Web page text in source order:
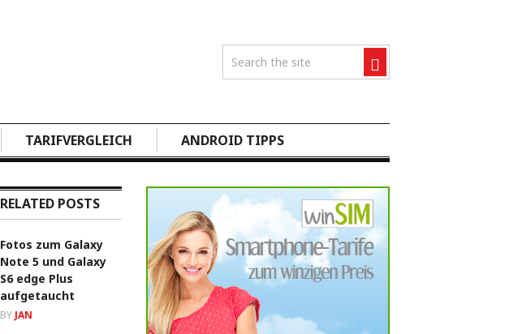
TARIFVERGLEICH ANDROID TIPPS
RELATED POSTS
Fotos zum Galaxy
Note 5 und Galaxy
S6 edge Plus
aufgetaucht
BY JAN